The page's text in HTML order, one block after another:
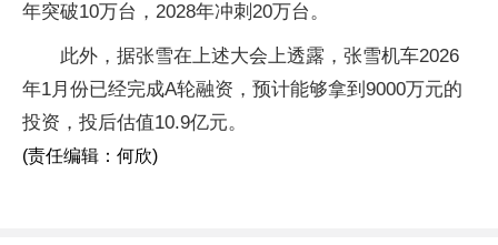
年突破10万台，2028年冲刺20万台。
此外，据张雪在上述大会上透露，张雪机车2026
年1月份已经完成A轮融资，预计能够拿到9000万元的
投资，投后估值10.9亿元。
(责任编辑：何欣)